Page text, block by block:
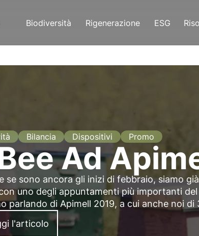
Biodiversità Rigenerazione ESG
Bilancia Dispositivi Promo
Ad
se sono ancora gli inizi di febbraio, siamo
uno degli appuntamenti più importanti
parlando di Apimell 2019, a cui anche noi
l'articolo